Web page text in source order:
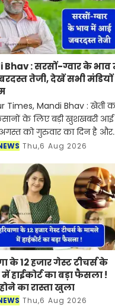
Bhav : सरसों-ग्वार के भाव
तेजी, देखें सभी
Times, Mandi Bhav : खेती
के लिए बड़ी खुशखबरी आई
को गुरुवार का दिन है और
मंडियों में सरसों-ग्वार के भाव
Thu,6 Aug 2026
के 12 हजार गेस्ट टीचर्स के
हाईकोर्ट का बड़ा फैसला !
का रास्ता खुला
Thu,6 Aug 2026